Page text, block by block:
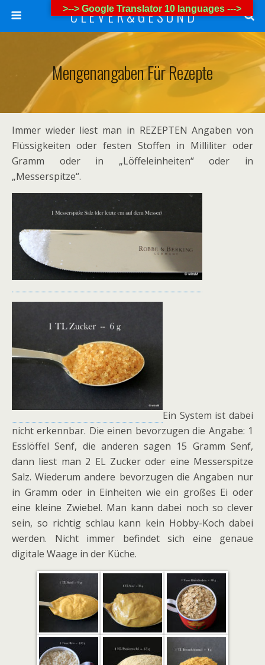
C L E V E R & G E S U N D
Mengenangaben Für Rezepte
Immer wieder liest man in REZEPTEN Angaben von
Flüssigkeiten oder festen Stoffen in Milliliter oder
Gramm oder in „Löffeleinheiten“ oder in
„Messerspitze“.
Ein System ist dabei
nicht erkennbar. Die einen bevorzugen die Angabe: 1
Esslöffel Senf, die anderen sagen 15 Gramm Senf,
dann liest man 2 EL Zucker oder eine Messerspitze
Salz. Wiederum andere bevorzugen die Angaben nur
in Gramm oder in Einheiten wie ein großes Ei oder
eine kleine Zwiebel. Man kann dabei noch so clever
sein, so richtig schlau kann kein Hobby-Koch dabei
werden. Nicht immer befindet sich eine genaue
digitale Waage in der Küche.
>--> Google Translator 10 languages --->